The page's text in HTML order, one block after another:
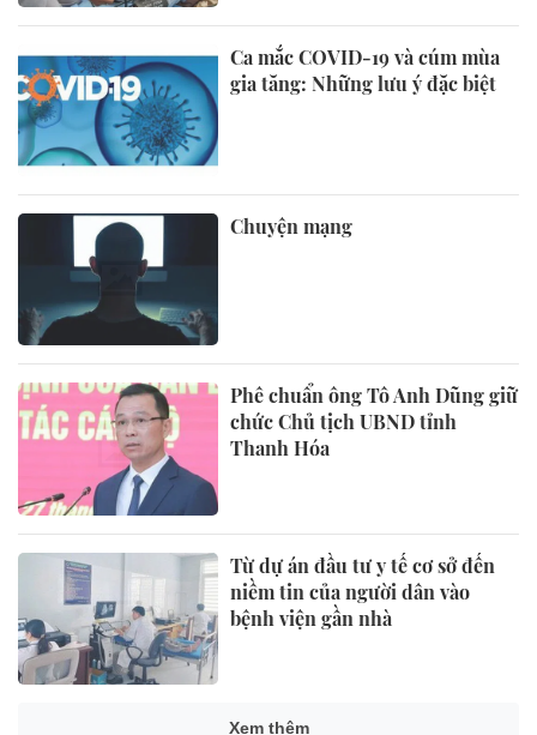
Ca mắc COVID-19 và cúm mùa
gia tăng: Những lưu ý đặc biệt
Chuyện mạng
Phê chuẩn ông Tô Anh Dũng giữ
chức Chủ tịch UBND tỉnh
Thanh Hóa
Từ dự án đầu tư y tế cơ sở đến
niềm tin của người dân vào
bệnh viện gần nhà
Xem thêm